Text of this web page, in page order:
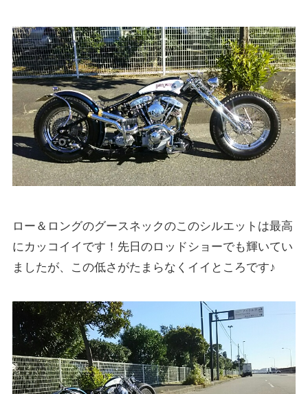
ロー＆ロングのグースネックのこのシルエットは最高
にカッコイイです！先日のロッドショーでも輝いてい
ましたが、この低さがたまらなくイイところです♪